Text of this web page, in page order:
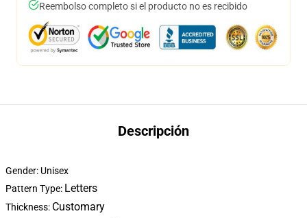
Reembolso completo si el producto no es recibido
Descripción
Gender: Unisex
Pattern Type: Letters
Thickness: Customary